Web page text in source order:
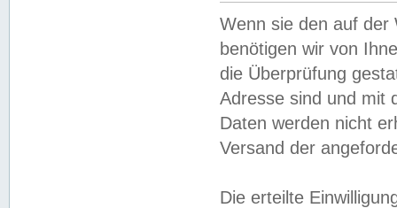
Wenn sie den auf der
benötigen wir von
die Überprüfung
Adresse sind und mit
Daten werden nicht
Versand der
Die erteilte